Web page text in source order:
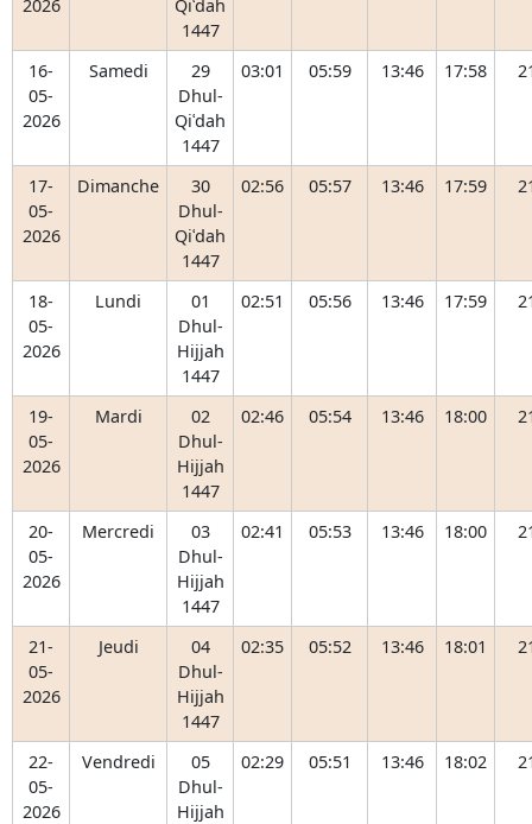
2026
Qiʿdah
1447
16-
05-
2026
Samedi
29
Dhul-
Qiʿdah
1447
03:01 05:59 13:46 17:58
17-
05-
2026
Dimanche
30
Dhul-
Qiʿdah
1447
02:56 05:57 13:46 17:59
18-
05-
2026
Lundi
01
Dhul-
Hijjah
1447
02:51 05:56 13:46 17:59
19-
05-
2026
Mardi
02
Dhul-
Hijjah
1447
02:46 05:54 13:46 18:00
20-
05-
2026
Mercredi
03
Dhul-
Hijjah
1447
02:41 05:53 13:46 18:00
21-
05-
2026
Jeudi
04
Dhul-
Hijjah
1447
02:35 05:52 13:46 18:01
22-
05-
2026
Vendredi
05
Dhul-
Hijjah
02:29 05:51 13:46 18:02